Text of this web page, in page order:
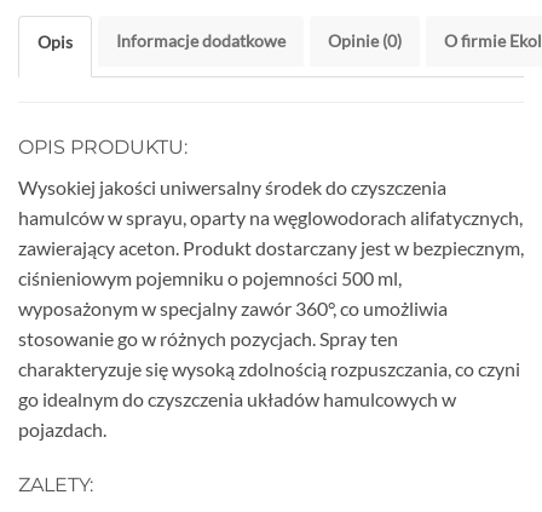
Opis Informacje dodatkowe Opinie (0) O firmie
OPIS PRODUKTU:
Wysokiej jakości uniwersalny środek do czyszczenia
hamulców w sprayu, oparty na węglowodorach alifatycznych,
zawierający aceton. Produkt dostarczany jest w bezpiecznym,
ciśnieniowym pojemniku o pojemności 500 ml,
wyposażonym w specjalny zawór 360°, co umożliwia
stosowanie go w różnych pozycjach. Spray ten
charakteryzuje się wysoką zdolnością rozpuszczania, co czyni
go idealnym do czyszczenia układów hamulcowych w
pojazdach.
ZALETY: